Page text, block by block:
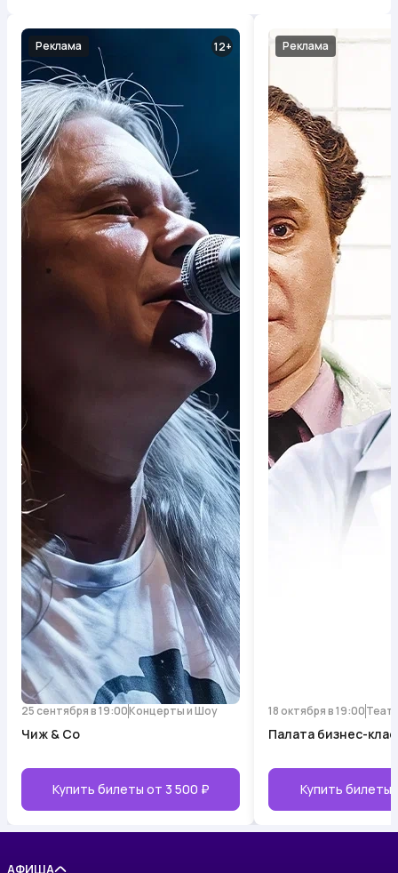
12
Реклама
25 сентября в 19:00Концерты и Шоу
Чиж & Co
Купить билеты от 3 500 ₽
Реклама
18 октября в 19:00
Палата бизнес-
Купить билеты
АФИША